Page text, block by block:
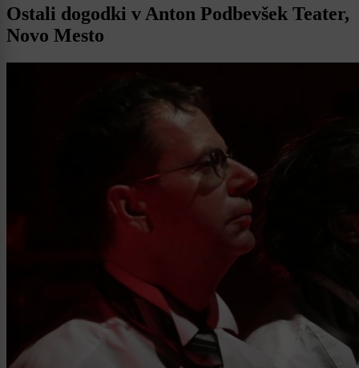
Ostali dogodki v Anton Podbevšek Teater,
Novo Mesto